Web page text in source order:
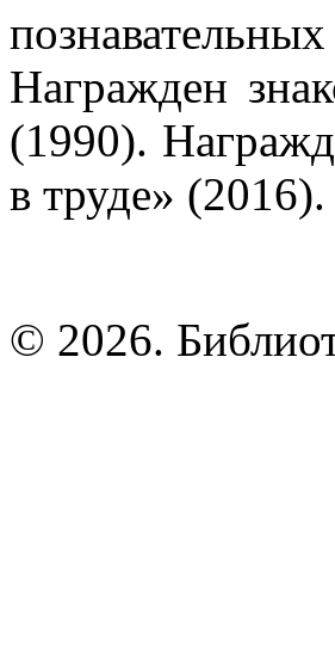
Награжден
(1990).
в труде» (2016).
© 2026.